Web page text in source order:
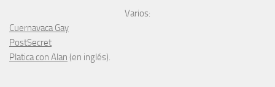
Varios:
Cuernavaca Gay
PostSecret
Platica con Alan (en inglés).